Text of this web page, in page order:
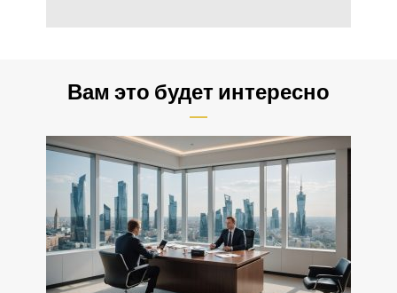
Вам это будет интересно